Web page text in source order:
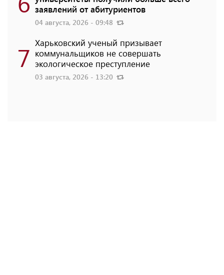
заявлений от абитуриентов
04 августа, 2026 - 09:48
7 Харьковский ученый призывает
коммунальщиков не совершать
экологическое преступление
03 августа, 2026 - 13:20